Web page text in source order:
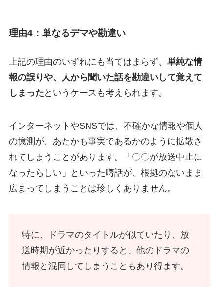
理由4：単なるデマや勘違い
上記の理由のいずれにも当てはまらず、 単純な情
報の誤りや、人から聞いた話を勘違いして覚えて
しまった というケースも考えられます。
インターネットやSNSでは、不確かな情報や個人
の憶測が、あたかも事実であるかのように拡散さ
れてしまうことがあります。「〇〇が放送中止に
なったらしい」といった噂話が、根拠のないまま
広まってしまうことは珍しくありません。
特に、ドラマのタイトルが似ていたり、放
送時期が近かったりすると、他のドラマの
情報と混同してしまうこともあり得ます。